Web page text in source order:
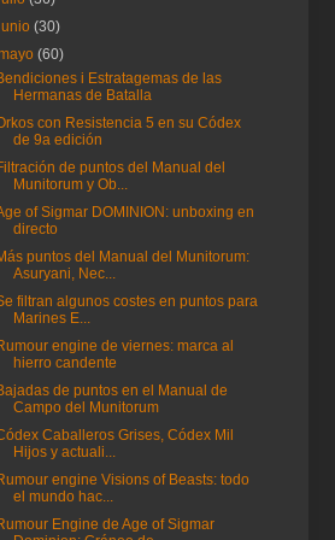
(30)
(60)
i Estratagemas de las
Hermanas de Batalla
con Resistencia 5 en su Códex
de 9a edición
de puntos del Manual del
Munitorum y Ob...
of Sigmar DOMINION: unboxing en
directo
puntos del Manual del Munitorum:
Asuryani, Nec...
filtran algunos costes en puntos para
Marines E...
engine de viernes: marca al
hierro candente
de puntos en el Manual de
Campo del Munitorum
Caballeros Grises, Códex Mil
Hijos y actuali...
engine Visions of Beasts: todo
el mundo hac...
Engine de Age of Sigmar